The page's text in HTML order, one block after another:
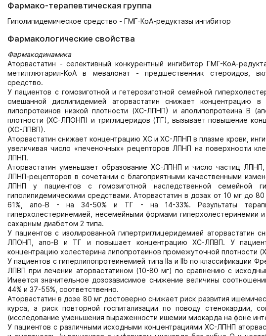
Фармако-терапевтическая группа
Гиполипидемическое средство - ГМГ-КоА-редуктазы ингибитор
Фармакологические свойства
Фармакодинамика
Аторвастатин - селективный конкурентный ингибитор ГМГ-КоА-
метилглютарил-КоА в мевалонат - предшественник стероидов,
средство.
У пациентов с гомозиготной и гетерозиготной семейной
смешанной дислипидемией аторвастатин снижает концентрацию
липопротеинов низкой плотности (ХС-ЛПНП) и аполипопротеина В
плотности (ХС-ЛПОНП) и триглицеридов (ТГ), вызывает повышение
(ХС-ЛПВП).
Аторвастатин снижает концентрацию ХС и ХС-ЛПНП в плазме крови,
увеличивая число «печеночных» рецепторов ЛПНП на поверхности
ЛПНП.
Аторвастатин уменьшает образование ХС-ЛПНП и число частиц
ЛПНП-рецепторов в сочетании с благоприятными качественными
ЛПНП у пациентов с гомозиготной наследственной семейной
гиполипидемическими средствами. Аторвастатин в дозах от 10 мг до
61%, апо-В - на 34-50% и ТГ - на 14-33%. Результаты
гиперхолестеринемией, несемейными формами гиперхолестеринемии
сахарным диабетом 2 типа.
У пациентов с изолированной гипертриглицеридемией
ЛПОНП, апо-В и ТГ и повышает концентрацию ХС-ЛПВП. У
концентрацию холестерина липопротеинов промежуточной плотности
У пациентов с гиперлипопротеинемией типа IIа и IIb по классификации
ЛПВП при лечении аторвастатином (10-80 мг) по сравнению с
Имеется значительное дозозависимое снижение величины
44% и 37-55%, соответственно.
Аторвастатин в дозе 80 мг достоверно снижает риск развития
курса, а риск повторной госпитализации по поводу стенокардии,
(исследование уменьшения выраженности ишемии миокарда на фоне
У пациентов с различными исходными концентрациями ХС-ЛПНП